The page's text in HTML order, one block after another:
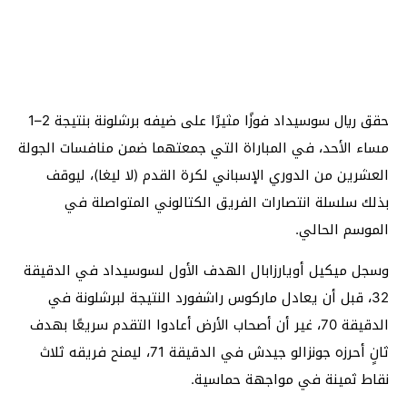
حقق ريال سوسيداد فوزًا مثيرًا على ضيفه برشلونة بنتيجة 2–1
مساء الأحد، في المباراة التي جمعتهما ضمن منافسات الجولة
العشرين من الدوري الإسباني لكرة القدم (لا ليغا)، ليوقف
بذلك سلسلة انتصارات الفريق الكتالوني المتواصلة في
الموسم الحالي.
وسجل ميكيل أويارزابال الهدف الأول لسوسيداد في الدقيقة
32، قبل أن يعادل ماركوس راشفورد النتيجة لبرشلونة في
الدقيقة 70، غير أن أصحاب الأرض أعادوا التقدم سريعًا بهدف
ثانٍ أحرزه جونزالو جيدش في الدقيقة 71، ليمنح فريقه ثلاث
نقاط ثمينة في مواجهة حماسية.